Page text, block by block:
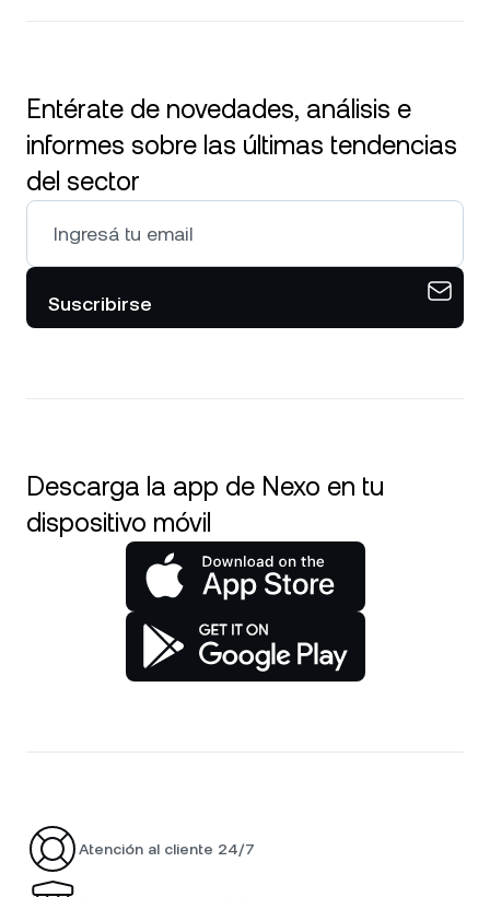
Entérate de novedades, análisis e
informes sobre las últimas tendencias
del sector
Suscribirse
Descarga la app de Nexo en tu
dispositivo móvil
Atención al cliente 24/7